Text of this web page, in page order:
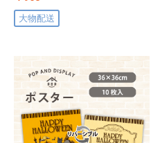
大物配送